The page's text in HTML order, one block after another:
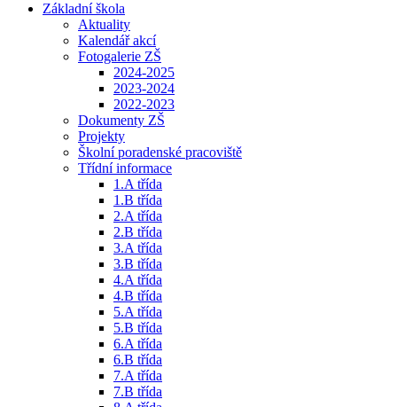
Základní škola
Aktuality
Kalendář akcí
Fotogalerie ZŠ
2024-2025
2023-2024
2022-2023
Dokumenty ZŠ
Projekty
Školní poradenské pracoviště
Třídní informace
1.A třída
1.B třída
2.A třída
2.B třída
3.A třída
3.B třída
4.A třída
4.B třída
5.A třída
5.B třída
6.A třída
6.B třída
7.A třída
7.B třída